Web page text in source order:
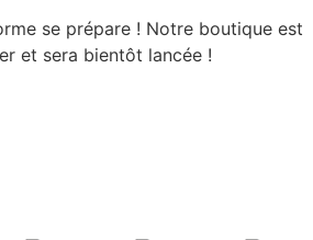
se prépare ! Notre boutique est
et sera bientôt lancée !